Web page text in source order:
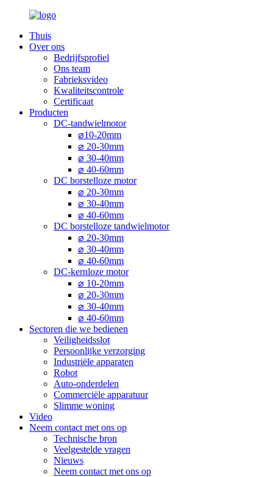
Thuis
Over ons
Bedrijfsprofiel
Ons team
Fabrieksvideo
Kwaliteitscontrole
Certificaat
Producten
DC-tandwielmotor
⌀10-20mm
⌀ 20-30mm
⌀ 30-40mm
⌀ 40-60mm
DC borstelloze motor
⌀ 20-30mm
⌀ 30-40mm
⌀ 40-60mm
DC borstelloze tandwielmotor
⌀ 20-30mm
⌀ 30-40mm
⌀ 40-60mm
DC-kernloze motor
⌀ 10-20mm
⌀ 20-30mm
⌀ 30-40mm
⌀ 40-60mm
Sectoren die we bedienen
Veiligheidsslot
Persoonlijke verzorging
Industriële apparaten
Robot
Auto-onderdelen
Commerciële apparatuur
Slimme woning
Video
Neem contact met ons op
Technische bron
Veelgestelde vragen
Nieuws
Neem contact met ons op